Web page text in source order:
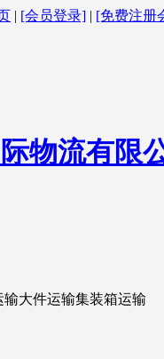
| [会员登录] | [免费注册
物流有限
大件运输集装箱运输